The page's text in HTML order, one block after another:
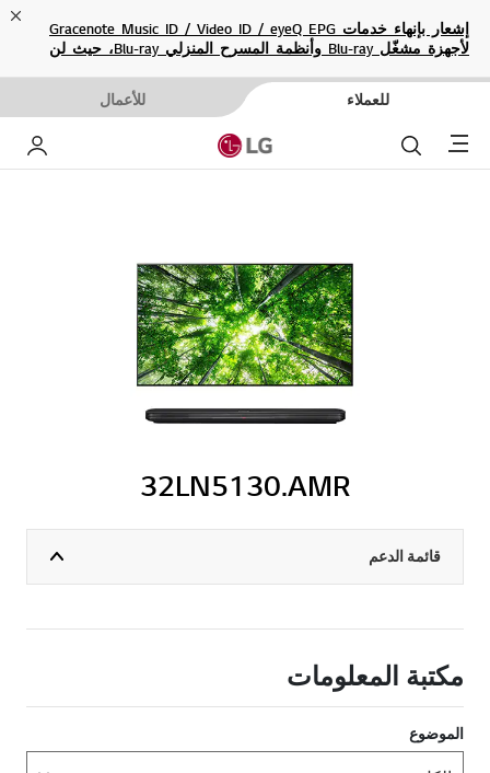
إشعار بإنهاء خدمات Gracenote Music ID / Video ID / eyeQ EPG
لأجهزة مشغّل Blu-ray وأنظمة المسرح المنزلي Blu-ray، حيث لن
للعملاء للأعمال
Menu بحث
32LN5130.AMR
قائمة الدعم
مكتبة المعلومات
الموضوع